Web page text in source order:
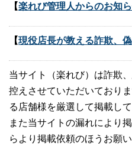
【楽れび管理人からのお知
【現役店長が教える詐欺、
当サイト（楽れび）は詐欺
控えさせていただいており
る店舗様を厳選して掲載し
また当サイトの漏れにより
らより掲載依頼のほうお願